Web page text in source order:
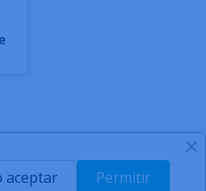
Permitir
aceptar